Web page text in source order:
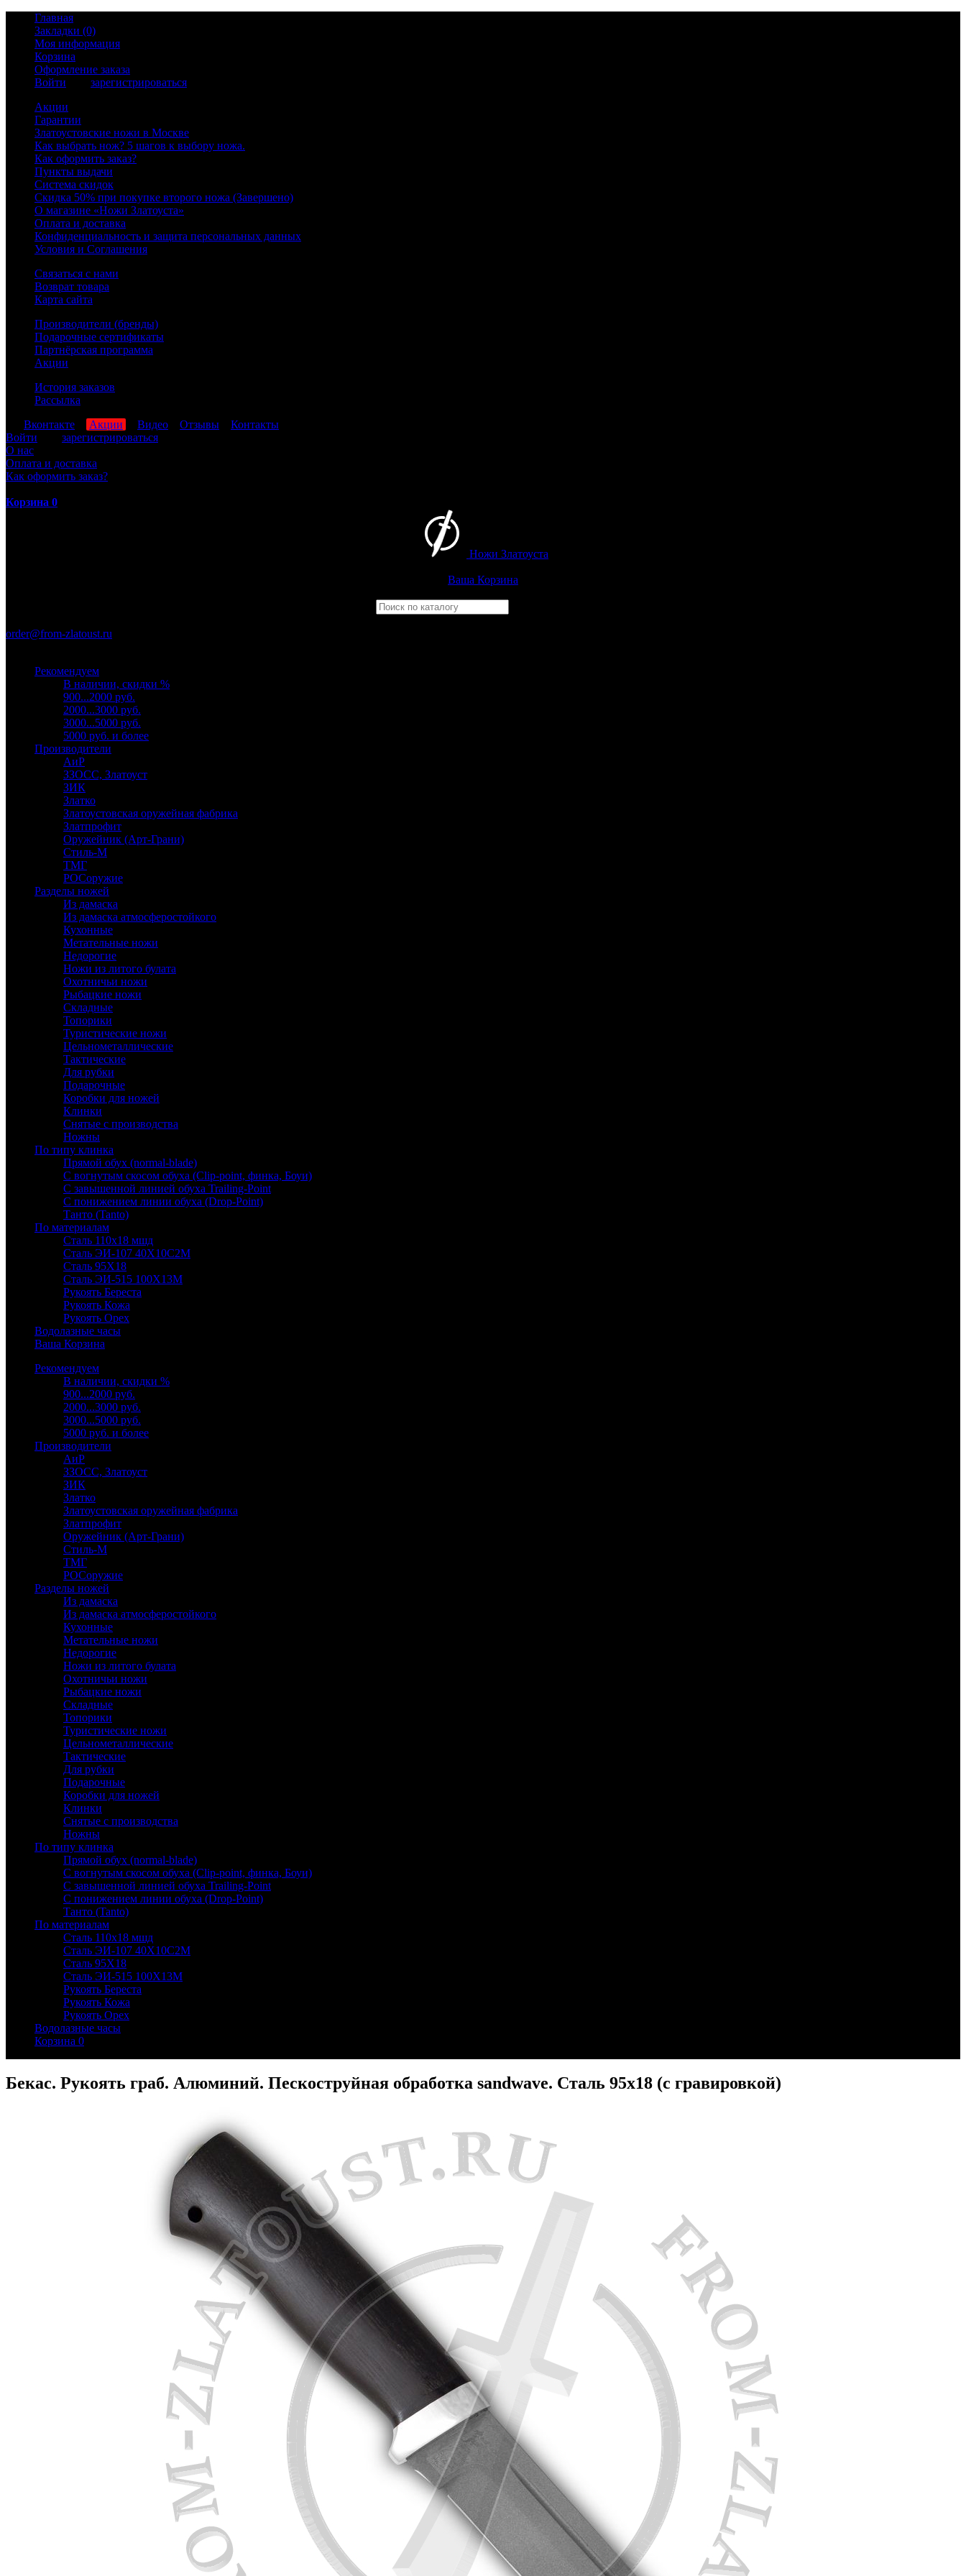
Главная
Закладки (0)
Моя информация
Корзина
Оформление заказа
Войти
зарегистрироваться
Акции
Гарантии
Златоустовские ножи в Москве
Как выбрать нож? 5 шагов к выбору ножа.
Как оформить заказ?
Пункты выдачи
Система скидок
Скидка 50% при покупке второго ножа (Завершено)
О магазине «Ножи Златоуста»
Оплата и доставка
Конфиденциальность и защита персональных данных
Условия и Соглашения
Связаться с нами
Возврат товара
Карта сайта
Производители (бренды)
Подарочные сертификаты
Партнёрская программа
Акции
История заказов
Рассылка
Вконтакте Акции Видео Отзывы
Контакты
Войти
зарегистрироваться
О нас
Оплата и доставка
Как оформить заказ?
Корзина 0
Ножи Златоуста
Ваша Корзина
order@from-zlatoust.ru
Рекомендуем
В наличии, скидки %
900...2000 руб.
2000...3000 руб.
3000...5000 руб.
5000 руб. и более
Производители
АиР
ЗЗОСС, Златоуст
ЗИК
Златко
Златоустовская оружейная фабрика
Златпрофит
Оружейник (Арт-Грани)
Стиль-М
ТМГ
РОСоружие
Разделы ножей
Из дамаска
Из дамаска атмосферостойкого
Кухонные
Метательные ножи
Недорогие
Ножи из литого булата
Охотничьи ножи
Рыбацкие ножи
Складные
Топорики
Туристические ножи
Цельнометаллические
Тактические
Для рубки
Подарочные
Коробки для ножей
Клинки
Снятые с производства
Ножны
По типу клинка
Прямой обух (normal-blade)
С вогнутым скосом обуха (Clip-point, финка, Боуи)
С завышенной линией обуха Trailing-Point
С понижением линии обуха (Drop-Point)
Танто (Tanto)
По материалам
Сталь 110х18 мшд
Сталь ЭИ-107 40Х10С2М
Сталь 95Х18
Сталь ЭИ-515 100Х13М
Рукоять Береста
Рукоять Кожа
Рукоять Орех
Водолазные часы
Ваша Корзина
Рекомендуем
В наличии, скидки %
900...2000 руб.
2000...3000 руб.
3000...5000 руб.
5000 руб. и более
Производители
АиР
ЗЗОСС, Златоуст
ЗИК
Златко
Златоустовская оружейная фабрика
Златпрофит
Оружейник (Арт-Грани)
Стиль-М
ТМГ
РОСоружие
Разделы ножей
Из дамаска
Из дамаска атмосферостойкого
Кухонные
Метательные ножи
Недорогие
Ножи из литого булата
Охотничьи ножи
Рыбацкие ножи
Складные
Топорики
Туристические ножи
Цельнометаллические
Тактические
Для рубки
Подарочные
Коробки для ножей
Клинки
Снятые с производства
Ножны
По типу клинка
Прямой обух (normal-blade)
С вогнутым скосом обуха (Clip-point, финка, Боуи)
С завышенной линией обуха Trailing-Point
С понижением линии обуха (Drop-Point)
Танто (Tanto)
По материалам
Сталь 110х18 мшд
Сталь ЭИ-107 40Х10С2М
Сталь 95Х18
Сталь ЭИ-515 100Х13М
Рукоять Береста
Рукоять Кожа
Рукоять Орех
Водолазные часы
Корзина 0
Бекас. Рукоять граб. Алюминий. Пескоструйная обработка sandwave. Сталь 95х18 (с гравировкой)